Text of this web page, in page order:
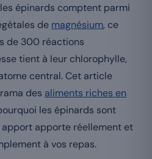
épinards comptent parmi
de magnésium, ce
de 300 réactions
tient à leur chlorophylle,
central. Cet article
des aliments riches en
les épinards sont
apporte réellement et
à vos repas.